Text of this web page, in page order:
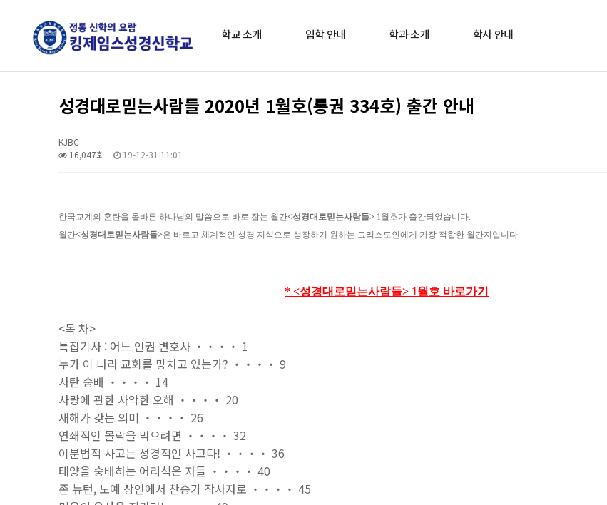
학교 소개 입학 안내 학과 소개 학사 안내
성경대로믿는사람들 2020년 1월호(통권 334호) 출간 안내
KJBC
16,047회
19-12-31 11:01
한국교계의 혼란을 올바른 하나님의 말씀으로 바로 잡는 월간<성경대로믿는사람들> 1월호가 출간되었습니다.
월간<성경대로믿는사람들>은 바르고 체계적인 성경 지식으로 성장하기 원하는 그리스도인에게 가장 적합한 월간지입니다.
* <성경대로믿는사람들> 1월호 바로가기
<목 차>
특집기사 : 어느 인권 변호사 ‧‧‧‧ 1
누가 이 나라 교회를 망치고 있는가? ‧‧‧‧ 9
사탄 숭배 ‧‧‧‧ 14
사랑에 관한 사악한 오해 ‧‧‧‧ 20
새해가 갖는 의미 ‧‧‧‧ 26
연쇄적인 몰락을 막으려면 ‧‧‧‧ 32
이분법적 사고는 성경적인 사고다! ‧‧‧‧ 36
태양을 숭배하는 어리석은 자들 ‧‧‧‧ 40
존 뉴턴, 노예 상인에서 찬송가 작사자로 ‧‧‧‧ 45